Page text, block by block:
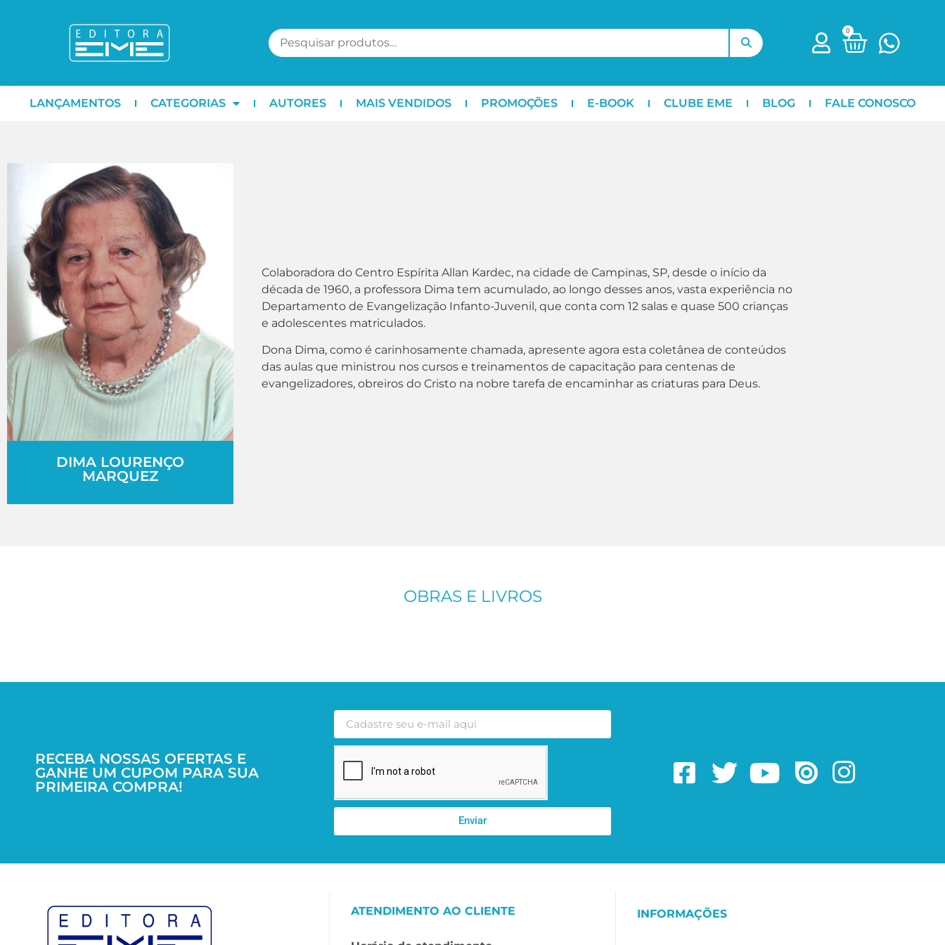
0
LANÇAMENTOS CATEGORIAS AUTORES MAIS VENDIDOS PROMOÇÕES E-BOOK CLUBE EME BLOG FALE CONOSCO
DIMA LOURENÇO
MARQUEZ
Colaboradora do Centro Espírita Allan Kardec, na cidade de Campinas, SP, desde o início da
década de 1960, a professora Dima tem acumulado, ao longo desses anos, vasta experiência no
Departamento de Evangelização Infanto-Juvenil, que conta com 12 salas e quase 500 crianças
e adolescentes matriculados.
Dona Dima, como é carinhosamente chamada, apresente agora esta coletânea de conteúdos
das aulas que ministrou nos cursos e treinamentos de capacitação para centenas de
evangelizadores, obreiros do Cristo na nobre tarefa de encaminhar as criaturas para Deus.
OBRAS E LIVROS
RECEBA NOSSAS OFERTAS E
GANHE UM CUPOM PARA SUA
PRIMEIRA COMPRA!
Enviar
ATENDIMENTO AO CLIENTE INFORMAÇÕES